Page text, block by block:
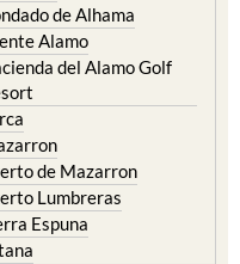
de Alhama
Alamo
del Alamo Golf
de Mazarron
Lumbreras
Espuna